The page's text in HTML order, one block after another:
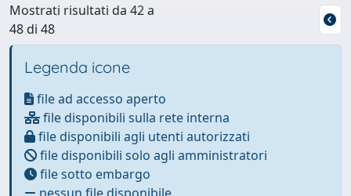
Mostrati risultati da 42 a
48 di 48
Legenda icone
file ad accesso aperto
file disponibili sulla rete interna
file disponibili agli utenti autorizzati
file disponibili solo agli amministratori
file sotto embargo
nessun file disponibile